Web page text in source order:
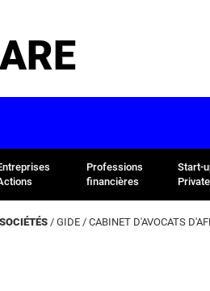
Professions
financières
Start-
/ GIDE / CABINET D'AVOCATS